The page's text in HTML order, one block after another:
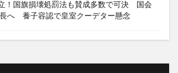
！国旗損壊処罰法も賛成多数で可決 国会
へ 養子容認で皇室クーデター懸念